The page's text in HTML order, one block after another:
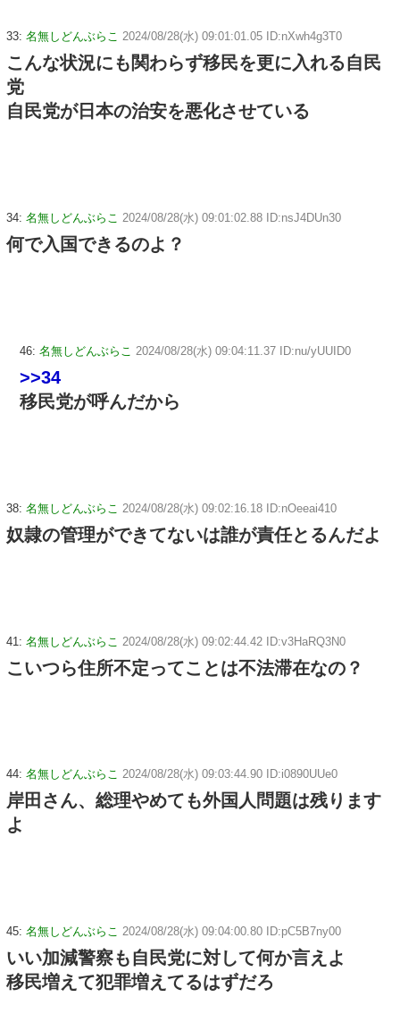
33: 名無しどんぶらこ 2024/08/28(水) 09:01:01.05 ID:nXwh4g3T0
こんな状況にも関わらず移民を更に入れる自民
党
自民党が日本の治安を悪化させている
34: 名無しどんぶらこ 2024/08/28(水) 09:01:02.88 ID:nsJ4DUn30
何で入国できるのよ？
46: 名無しどんぶらこ 2024/08/28(水) 09:04:11.37 ID:nu/yUUID0
>>34
移民党が呼んだから
38: 名無しどんぶらこ 2024/08/28(水) 09:02:16.18 ID:nOeeai410
奴隷の管理ができてないは誰が責任とるんだよ
41: 名無しどんぶらこ 2024/08/28(水) 09:02:44.42 ID:v3HaRQ3N0
こいつら住所不定ってことは不法滞在なの？
44: 名無しどんぶらこ 2024/08/28(水) 09:03:44.90 ID:i0890UUe0
岸田さん、総理やめても外国人問題は残ります
よ
45: 名無しどんぶらこ 2024/08/28(水) 09:04:00.80 ID:pC5B7ny00
いい加減警察も自民党に対して何か言えよ
移民増えて犯罪増えてるはずだろ